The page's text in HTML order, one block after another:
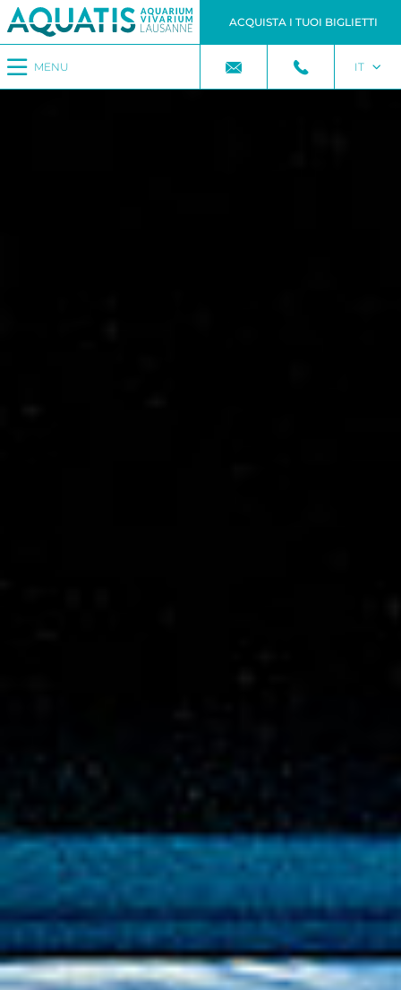
MENU
ACQUISTA I TUOI BIGLIETTI
IT